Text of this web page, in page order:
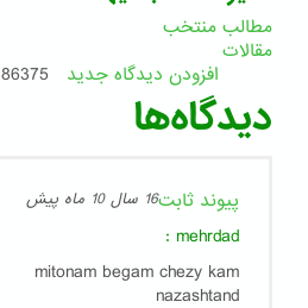
مطالب منتخب
مقالات
افزودن دیدگاه جدید
86375 بازدید
دیدگاه‌ها
پیوند ثابت16 سال 10 ماه پیش
mehrdad
:
mitonam begam chezy kam
nazashtand